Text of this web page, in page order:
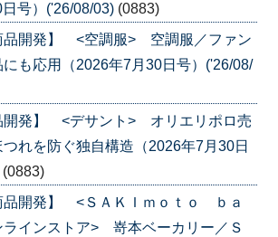
日号）('26/08/03) (0883)
品開発】 <空調服> 空調服／ファン
も応用（2026年7月30日号）('26/08/
開発】 <デサント> オリエリポロ売
つれを防ぐ独自構造（2026年7月30日
(0883)
品開発】 <ＳＡＫＩｍｏｔｏ ｂａ
インストア> 嵜本ベーカリー／Ｓ